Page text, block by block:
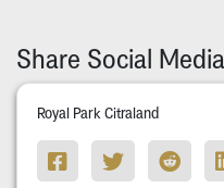
Share Social Media
Royal Park Citraland